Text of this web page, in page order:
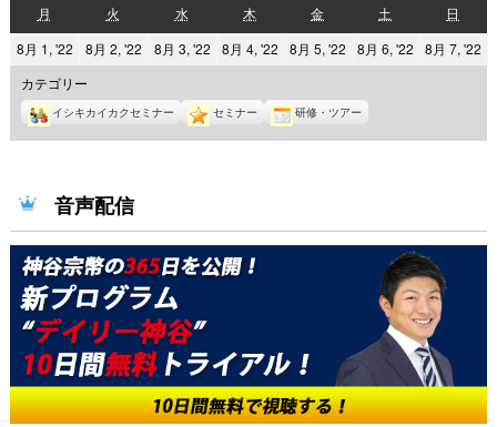
月
曜
日
火
曜
日
水水
曜
日
木
曜
日
金金
曜
日
土
曜
日
日
曜
日
8月 1, '222022
年
8
月
1
8月 2, '222022
年
8
月
2
8月 3, '222022
年
8
月
3
8月 4, '22
2022
年
8
月
4
8月 5, '22
2022
年
8
月
5
8月 6, '22
2022
年
6
8月 7, '22
年
7
カテゴリー
イシキカイカクセミナー セミナー 研修・ツアー
音声配信